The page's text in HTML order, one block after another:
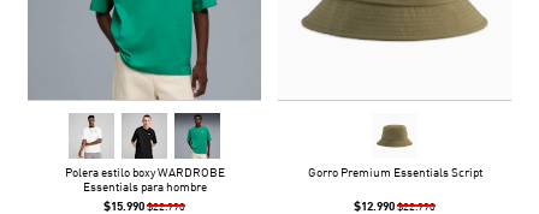
Polera estilo boxy WARDROBE
Essentials para hombre
$15.990 $22.990
Gorro Premium Essentials Script
$12.990 $22.990